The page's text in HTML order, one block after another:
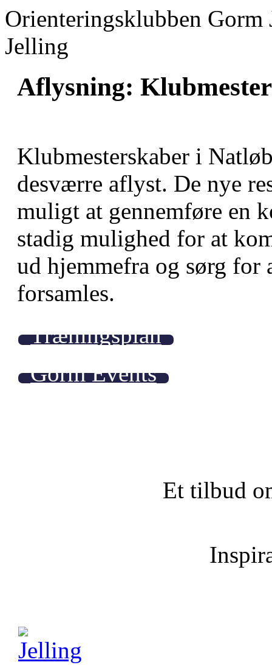
Orienteringsklubben
Jelling
Aflysning:
Klubmesterskaber i
desværre aflyst. De nye
muligt at gennemføre en
stadig mulighed for at
ud hjemmefra og sørg for
forsamles.
Træningsplan
Gorm Events
Et tilbud